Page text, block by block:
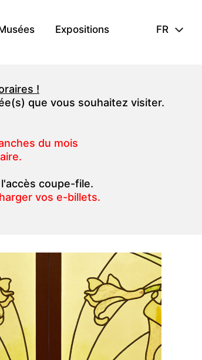
Expositions FR
!
que vous souhaitez visiter.
du mois
coupe-file.
vos e-billets.